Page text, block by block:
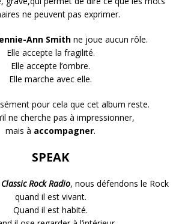
ne peuvent pas exprimer.
Ann Smithne joue aucun rôle.
Elle accepte la fragilité.
Elle accepte l’ombre.
Elle marche avec elle.
pour cela que cet album reste.
ne cherche pas à impressionner,
mais à accompagner.
SPEAK
Rock Radio, nous défendons le Rock
quand il est vivant.
Quand il est habité.